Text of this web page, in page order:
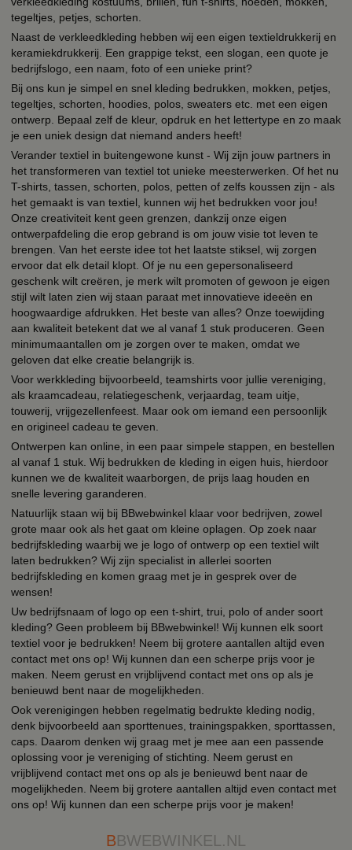
tegeltjes, petjes, schorten.
Naast de verkleedkleding hebben wij een eigen textieldrukkerij en
keramiekdrukkerij. Een grappige tekst, een slogan, een quote je
bedrijfslogo, een naam, foto of een unieke print?
Bij ons kun je simpel en snel kleding bedrukken, mokken, petjes,
tegeltjes, schorten, hoodies, polos, sweaters etc. met een eigen
ontwerp. Bepaal zelf de kleur, opdruk en het lettertype en zo maak
je een uniek design dat niemand anders heeft!
Verander textiel in buitengewone kunst - Wij zijn jouw partners in
het transformeren van textiel tot unieke meesterwerken. Of het nu
T-shirts, tassen, schorten, polos, petten of zelfs koussen zijn - als
het gemaakt is van textiel, kunnen wij het bedrukken voor jou!
Onze creativiteit kent geen grenzen, dankzij onze eigen
ontwerpafdeling die erop gebrand is om jouw visie tot leven te
brengen. Van het eerste idee tot het laatste stiksel, wij zorgen
ervoor dat elk detail klopt. Of je nu een gepersonaliseerd
geschenk wilt creëren, je merk wilt promoten of gewoon je eigen
stijl wilt laten zien wij staan paraat met innovatieve ideeën en
hoogwaardige afdrukken. Het beste van alles? Onze toewijding
aan kwaliteit betekent dat we al vanaf 1 stuk produceren. Geen
minimumaantallen om je zorgen over te maken, omdat we
geloven dat elke creatie belangrijk is.
Voor werkkleding bijvoorbeeld, teamshirts voor jullie vereniging,
als kraamcadeau, relatiegeschenk, verjaardag, team uitje,
touwerij, vrijgezellenfeest. Maar ook om iemand een persoonlijk
en origineel cadeau te geven.
Ontwerpen kan online, in een paar simpele stappen, en bestellen
al vanaf 1 stuk. Wij bedrukken de kleding in eigen huis, hierdoor
kunnen we de kwaliteit waarborgen, de prijs laag houden en
snelle levering garanderen.
Natuurlijk staan wij bij BBwebwinkel klaar voor bedrijven, zowel
grote maar ook als het gaat om kleine oplagen. Op zoek naar
bedrijfskleding waarbij we je logo of ontwerp op een textiel wilt
laten bedrukken? Wij zijn specialist in allerlei soorten
bedrijfskleding en komen graag met je in gesprek over de
wensen!
Uw bedrijfsnaam of logo op een t-shirt, trui, polo of ander soort
kleding? Geen probleem bij BBwebwinkel! Wij kunnen elk soort
textiel voor je bedrukken! Neem bij grotere aantallen altijd even
contact met ons op! Wij kunnen dan een scherpe prijs voor je
maken. Neem gerust en vrijblijvend contact met ons op als je
benieuwd bent naar de mogelijkheden.
Ook verenigingen hebben regelmatig bedrukte kleding nodig,
denk bijvoorbeeld aan sporttenues, trainingspakken, sporttassen,
caps. Daarom denken wij graag met je mee aan een passende
oplossing voor je vereniging of stichting. Neem gerust en
vrijblijvend contact met ons op als je benieuwd bent naar de
mogelijkheden. Neem bij grotere aantallen altijd even contact met
ons op! Wij kunnen dan een scherpe prijs voor je maken!
BBWEBWINKEL.NL